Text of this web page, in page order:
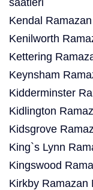
saatleri
Kendal
Kenilworth
Kettering
Keynsham
Kidderminster
Kidlington
Kidsgrove
King`s Lynn
Kingswood
Kirkby Ramazan